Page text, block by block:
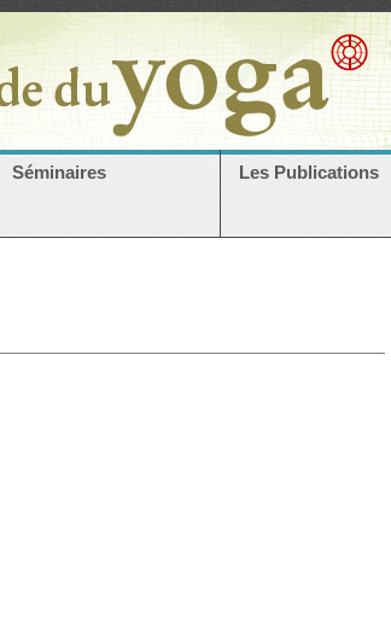
Séminaires Les Publications